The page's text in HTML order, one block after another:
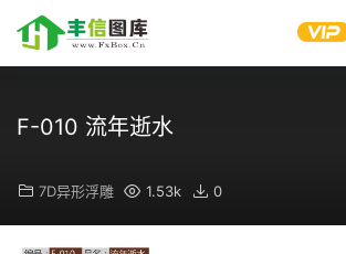
F-010 流年逝水
7D异形浮雕 1.53k 0